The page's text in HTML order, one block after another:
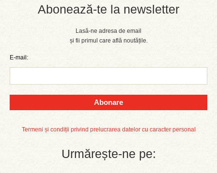
Abonează-te la newsletter
Lasă-ne adresa de email
și fii primul care află noutățile.
E-mail:
Abonare
Termeni și condiții privind prelucrarea datelor cu caracter personal
Urmărește-ne pe: